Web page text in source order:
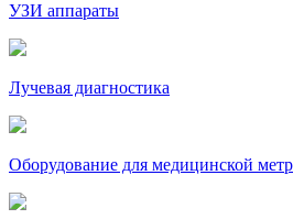
УЗИ аппараты
Лучевая диагностика
Оборудование для медицинской